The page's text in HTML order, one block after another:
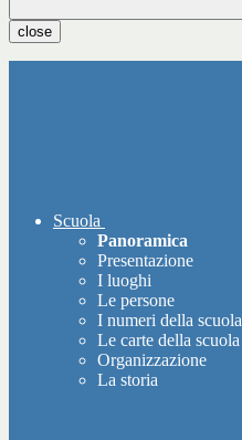
close
Scuola
Panoramica
Presentazione
I luoghi
Le persone
I numeri della scuola
Le carte della scuola
Organizzazione
La storia